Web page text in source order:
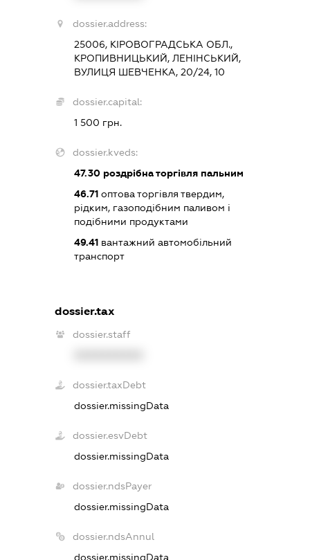
dossier.address:
25006, КІРОВОГРАДСЬКА ОБЛ.,
КРОПИВНИЦЬКИЙ, ЛЕНІНСЬКИЙ,
ВУЛИЦЯ ШЕВЧЕНКА, 20/24, 10
dossier.capital:
1 500 грн.
dossier.kveds:
47.30 роздрібна торгівля пальним
46.71 оптова торгівля твердим,
рідким, газоподібним паливом і
подібними продуктами
49.41 вантажний автомобільний
транспорт
dossier.tax
dossier.staff
dossier.taxDebt
dossier.missingData
dossier.esvDebt
dossier.missingData
dossier.ndsPayer
dossier.missingData
dossier.ndsAnnul
dossier.missingData